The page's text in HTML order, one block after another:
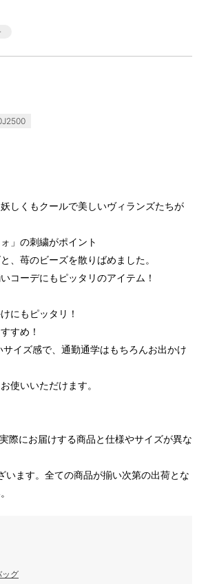
しくもクールで美しいヴィランズたちが
」の刺繍がポイント
、苺のビーズを散りばめました。
コーデにもピッタリのアイテム！
にもピッタリ！
すめ！
イズ感で、通勤通学はもちろんお出かけ
使いいただけます。
際にお届けする商品と仕様やサイズが異な
ます。全ての商品が揃い次第の出荷とな
ッグ